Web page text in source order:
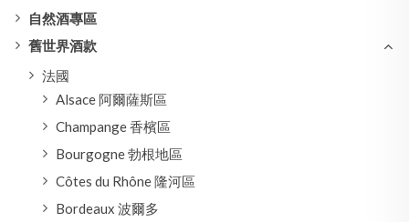
自然酒專區
舊世界酒款
法國
Alsace 阿爾薩斯區
Champange 香檳區
Bourgogne 勃根地區
Côtes du Rhône 隆河區
Bordeaux 波爾多